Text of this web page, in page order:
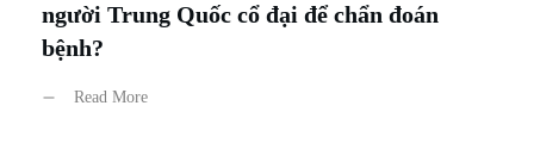
người Trung Quốc cổ đại để chẩn đoán
bệnh?
Read More